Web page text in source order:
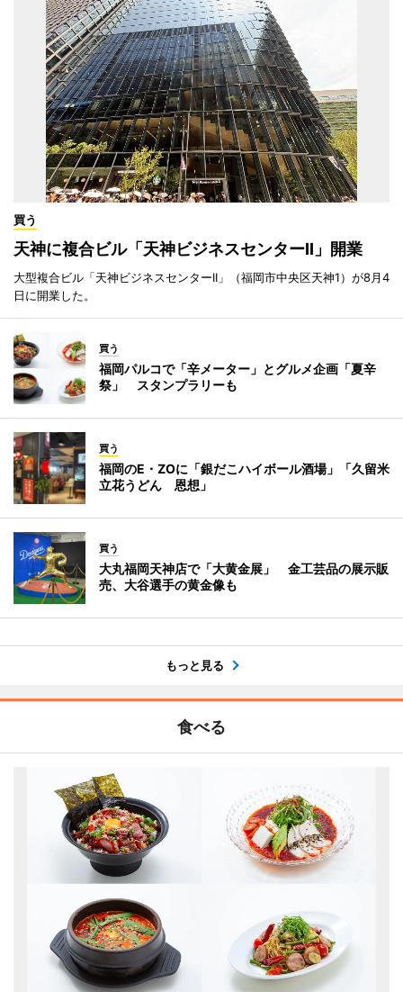
買う
天神に複合ビル「天神ビジネスセンターII」開業
大型複合ビル「天神ビジネスセンターII」（福岡市中央区天神1）が8月4
日に開業した。
買う
福岡パルコで「辛メーター」とグルメ企画「夏辛
祭」 スタンプラリーも
買う
福岡のE・ZOに「銀だこハイボール酒場」「久留米
立花うどん 恩想」
買う
大丸福岡天神店で「大黄金展」 金工芸品の展示販
売、大谷選手の黄金像も
もっと見る
食べる